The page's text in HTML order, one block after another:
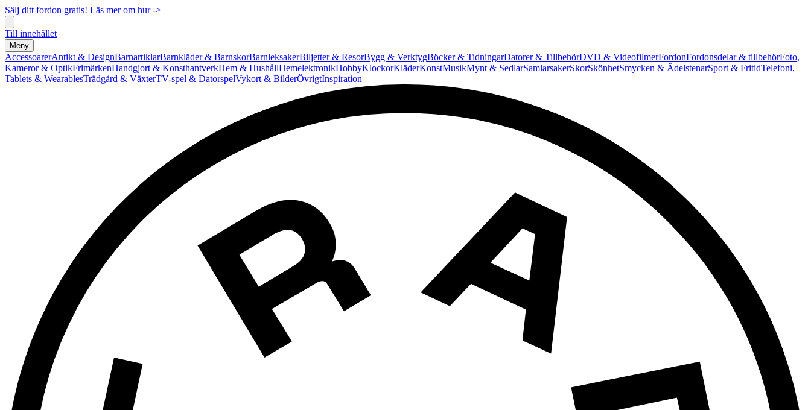
Sälj ditt fordon gratis! Läs mer om hur ->
Till innehållet
Meny
AccessoarerAntikt & DesignBarnartiklarBarnkläder & BarnskorBarnleksakerBiljetter & ResorBygg & VerktygBöcker & TidningarDatorer & TillbehörDVD & VideofilmerFordonFordonsdelar & tillbehörFoto,
Kameror & OptikFrimärkenHandgjort & KonsthantverkHem & HushållHemelektronikHobbyKlockorKläderKonstMusikMynt & SedlarSamlarsakerSkorSkönhetSmycken & ÄdelstenarSport & FritidTelefoni,
Tablets & WearablesTrädgård & VäxterTV-spel & DatorspelVykort & BilderÖvrigtInspiration